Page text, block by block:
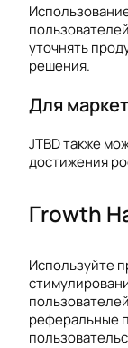
уточнять
решения.
Для
JTBD также
достижения
Гrowth
Используйте
реферальные